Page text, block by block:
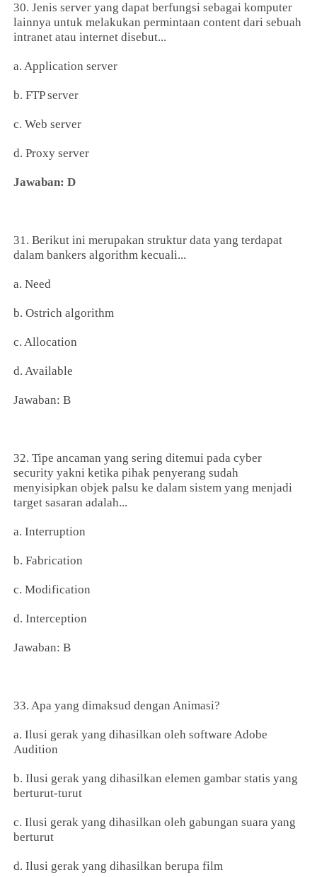
30. Jenis server yang dapat berfungsi sebagai komputer
lainnya untuk melakukan permintaan content dari sebuah
intranet atau internet disebut...
a. Application server
b. FTP server
c. Web server
d. Proxy server
Jawaban: D
31. Berikut ini merupakan struktur data yang terdapat
dalam bankers algorithm kecuali...
a. Need
b. Ostrich algorithm
c. Allocation
d. Available
Jawaban: B
32. Tipe ancaman yang sering ditemui pada cyber
security yakni ketika pihak penyerang sudah
menyisipkan objek palsu ke dalam sistem yang menjadi
target sasaran adalah...
a. Interruption
b. Fabrication
c. Modification
d. Interception
Jawaban: B
33. Apa yang dimaksud dengan Animasi?
a. Ilusi gerak yang dihasilkan oleh software Adobe
Audition
b. Ilusi gerak yang dihasilkan elemen gambar statis yang
berturut-turut
c. Ilusi gerak yang dihasilkan oleh gabungan suara yang
berturut
d. Ilusi gerak yang dihasilkan berupa film